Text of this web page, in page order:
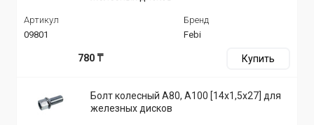
Артикул
09801
Бренд
Febi
780 ₸ Купить
Болт колесный A80, A100 [14x1,5x27] для
железных дисков